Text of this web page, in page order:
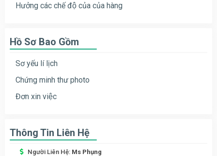
Hưởng các chế độ của của hàng
Hồ Sơ Bao Gồm
Sơ yếu lí lịch
Chứng minh thư photo
Đơn xin việc
Thông Tin Liên Hệ
Người Liên Hệ: Ms Phụng